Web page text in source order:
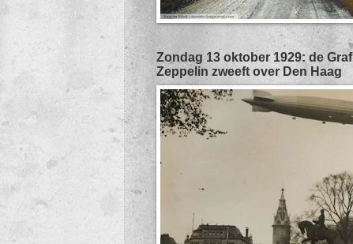
Zondag 13 oktober 1929: de Graf
Zeppelin zweeft over Den Haag